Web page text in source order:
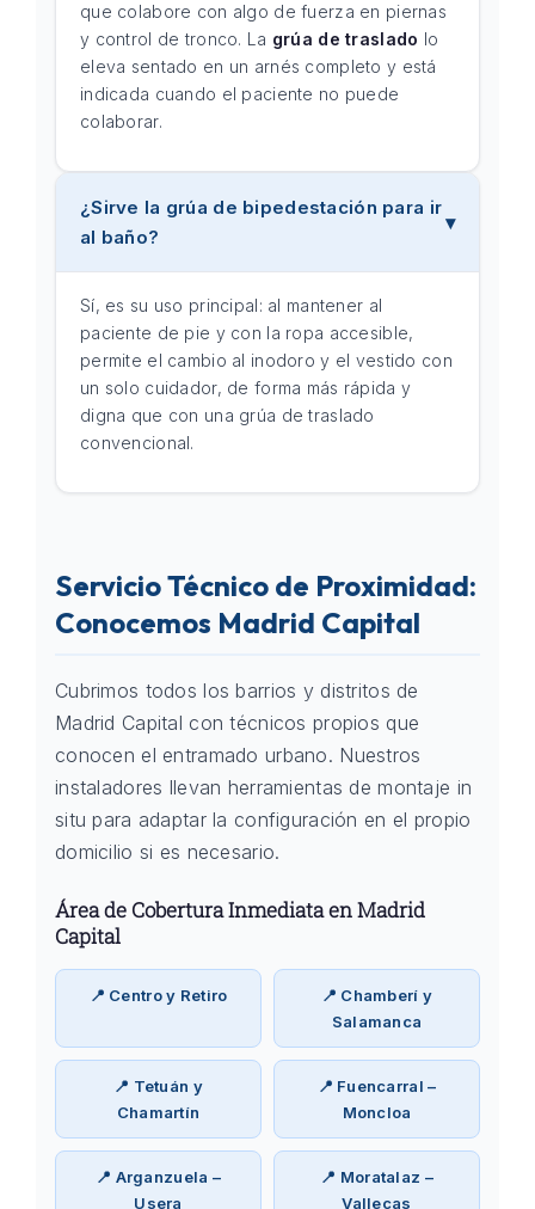
que colabore con algo de fuerza en piernas
y control de tronco. La grúa de traslado lo
eleva sentado en un arnés completo y está
indicada cuando el paciente no puede
colaborar.
¿Sirve la grúa de bipedestación para ir
al baño?
Sí, es su uso principal: al mantener al
paciente de pie y con la ropa accesible,
permite el cambio al inodoro y el vestido con
un solo cuidador, de forma más rápida y
digna que con una grúa de traslado
convencional.
Servicio Técnico de Proximidad:
Conocemos Madrid Capital
Cubrimos todos los barrios y distritos de
Madrid Capital con técnicos propios que
conocen el entramado urbano. Nuestros
instaladores llevan herramientas de montaje in
situ para adaptar la configuración en el propio
domicilio si es necesario.
Área de Cobertura Inmediata en Madrid
Capital
📍 Centro y Retiro
📍 Chamberí y
Salamanca
📍 Tetuán y
Chamartín
📍 Fuencarral –
Moncloa
📍 Arganzuela –
Usera
📍 Moratalaz –
Vallecas